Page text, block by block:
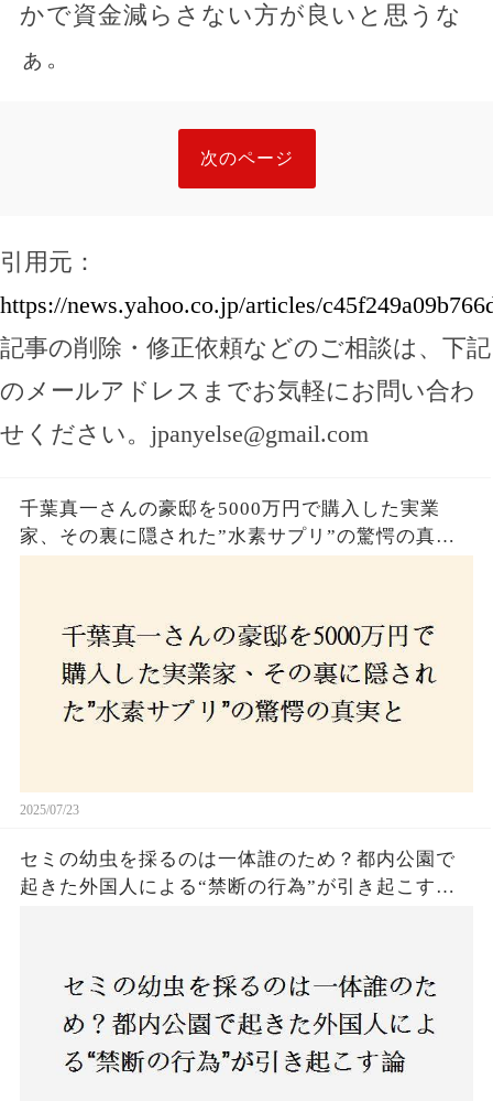
かで資金減らさない方が良いと思うな
ぁ。
次のページ
引用元：
https://news.yahoo.co.jp/articles/
記事の削除・修正依頼などのご相談は、下記
のメールアドレスまでお気軽にお問い合わ
せください。 jpanyelse@gmail.com
千葉真一さんの豪邸を5000万円で購入した実業
家、その裏に隠された”水素サプリ”の驚愕の真実
2025/07/23
セミの幼虫を採るのは一体誰のため？都内公園で
起きた外国人による“禁断の行為”が引き起こす論